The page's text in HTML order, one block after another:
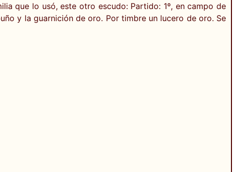
que lo usó, este otro escudo: Partido: 1º, en campo de
y la guarnición de oro. Por timbre un lucero de oro. Se